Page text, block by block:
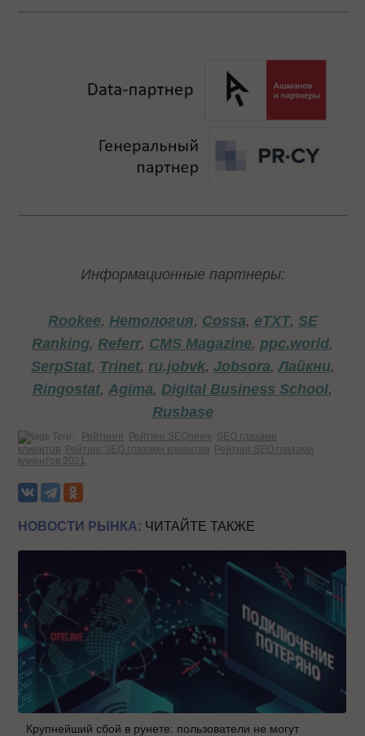
Информационные партнеры:
Rookee, Нетология, Cossa, eTXT, SE
Ranking, Referr, CMS Magazine, ppc.world,
SerpStat, Trinet, ru.jobvk, Jobsora,Лайкни,
Ringostat, Agima, Digital Business School,
Rusbase
Теги: Рейтинги Рейтинг SEOnews
SEO глазами
клиентов Рейтинг SEO глазами клиентов Рейтинг SEO глазами
клиентов 2021
НОВОСТИ РЫНКА: ЧИТАЙТЕ ТАКЖЕ
Крупнейший сбой в рунете: пользователи не могут